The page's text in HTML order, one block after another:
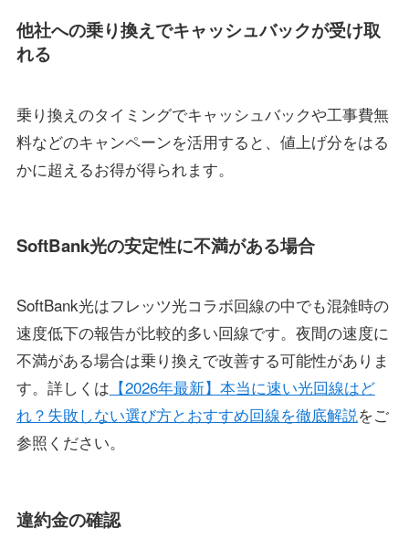
他社への乗り換えでキャッシュバックが受け取
れる
乗り換えのタイミングでキャッシュバックや工事費無
料などのキャンペーンを活用すると、値上げ分をはる
かに超えるお得が得られます。
SoftBank光の安定性に不満がある場合
SoftBank光はフレッツ光コラボ回線の中でも混雑時の
速度低下の報告が比較的多い回線です。夜間の速度に
不満がある場合は乗り換えで改善する可能性がありま
す。詳しくは 【2026年最新】本当に速い光回線はど
れ？失敗しない選び方とおすすめ回線を徹底解説をご
参照ください。
違約金の確認